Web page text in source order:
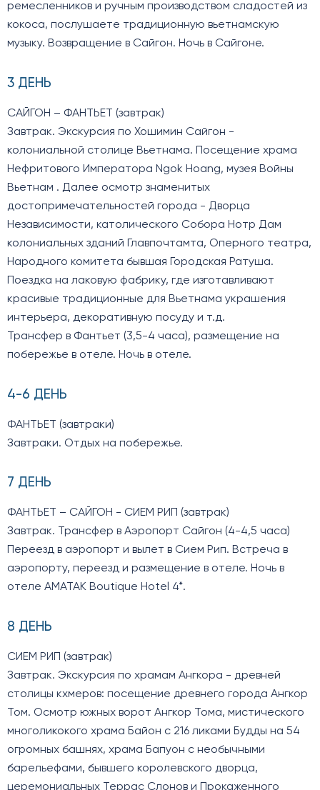
ремесленников и ручным производством сладостей из
кокоса, послушаете традиционную вьетнамскую
музыку. Возвращение в Сайгон. Ночь в Сайгоне.
3 ДЕНЬ
САЙГОН – ФАНТЬЕТ (завтрак)
Завтрак. Экскурсия по Хошимин Сайгон -
колониальной столице Вьетнама. Посещение храма
Нефритового Императора Ngok Hoang, музея Войны
Вьетнам . Далее осмотр знаменитых
достопримечательностей города - Дворца
Независимости, католического Собора Нотр Дам
колониальных зданий Главпочтамта, Оперного театра,
Народного комитета бывшая Городская Ратуша.
Поездка на лаковую фабрику, где изготавливают
красивые традиционные для Вьетнама украшения
интерьера, декоративную посуду и т.д.
Трансфер в Фантьет (3,5-4 часа), размещение на
побережье в отеле. Ночь в отеле.
4-6 ДЕНЬ
ФАНТЬЕТ (завтраки)
Завтраки. Отдых на побережье.
7 ДЕНЬ
ФАНТЬЕТ – САЙГОН - СИЕМ РИП (завтрак)
Завтрак. Трансфер в Аэропорт Сайгон (4-4,5 часа)
Переезд в аэропорт и вылет в Сием Рип. Встреча в
аэропорту, переезд и размещение в отеле. Ночь в
отеле AMATAK Boutique Hotel 4*.
8 ДЕНЬ
СИЕМ РИП (завтрак)
Завтрак. Экскурсия по храмам Ангкора - древней
столицы кхмеров: посещение древнего города Ангкор
Том. Осмотр южных ворот Ангкор Тома, мистического
многоликокого храма Байон с 216 ликами Будды на 54
огромных башнях, храма Бапуон с необычными
барельефами, бывшего королевского дворца,
церемониальных Террас Слонов и Прокаженного